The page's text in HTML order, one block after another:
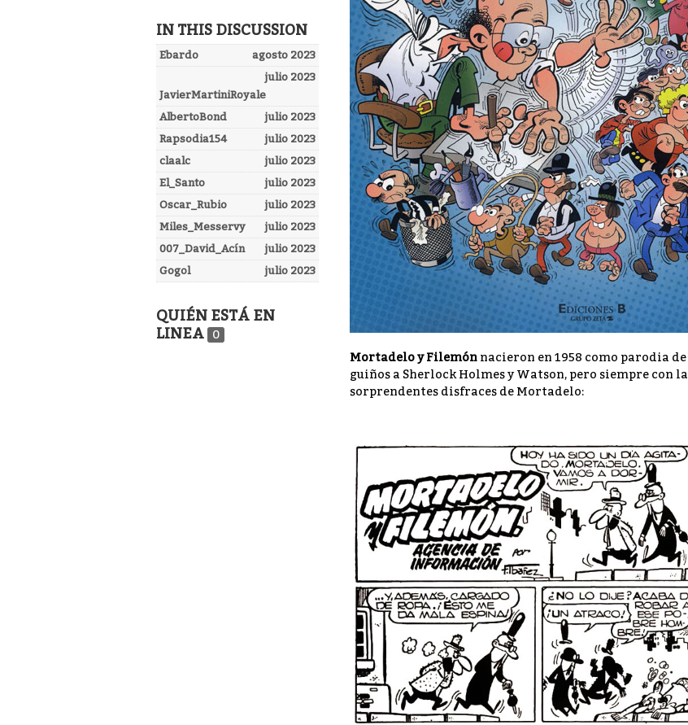
IN THIS DISCUSSION
agosto 2023
Ebardo
julio 2023
JavierMartiniRoyale
julio 2023
AlbertoBond
julio 2023
Rapsodia154
julio 2023
claalc
julio 2023
El_Santo
julio 2023
Oscar_Rubio
julio 2023
Miles_Messervy
julio 2023
007_David_Acín
julio 2023
Gogol
QUIÉN ESTÁ EN
LINEA
0
Mortadelo y Filemón nacieron en 1958 como parodia
guiños a Sherlock Holmes y Watson, pero siempre con
sorprendentes disfraces de Mortadelo: